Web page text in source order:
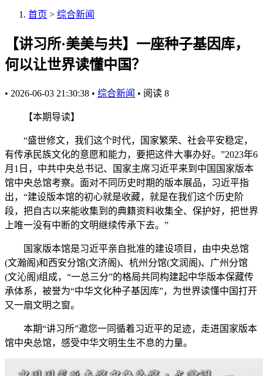
首页 > 综合新闻
【讲习所·美美与共】一座种子基因库，
何以让世界读懂中国？
• 2026-06-03 21:30:38 • 综合新闻 • 阅读 8
【本期导读】
“盛世修文，我们这个时代，国家繁荣、社会平安稳定，
有传承民族文化的意愿和能力，要把这件大事办好。”2023年6
月1日，中共中央总书记、国家主席习近平来到中国国家版本
馆中央总馆考察。面对不同历史时期的版本展品，习近平指
出，“建设版本馆的初心就是收藏，就是在我们这个历史阶
段，把自古以来能收集到的典籍资料收集全、保护好，把世界
上唯一没有中断的文明继续传承下去。”
国家版本馆是习近平亲自批准的建设项目，由中央总馆
(文瀚阁)和西安分馆(文济阁)、杭州分馆(文润阁)、广州分馆
(文沁阁)组成，“一总三分”的格局共同构建起中华版本保藏传
承体系，被誉为“中华文化种子基因库”，为世界读懂中国打开
又一扇文明之窗。
本期“讲习所”邀您一同循着习近平的足迹，走进国家版本
馆中央总馆，感受中华文明生生不息的力量。